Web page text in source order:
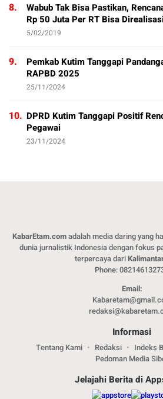
8.
Wabub Tak Bisa Pastikan,
Rp 50 Juta Per RT Bisa
5/02/2019
9.
Pemkab Kutim Tanggapi
RAPBD 2025
25/11/2024
10. DPRD Kutim Tanggapi Positif
Pegawai
23/11/2024
KabarEtam.comadalah media daring yang
dunia jurnalistik Indonesia dengan fokus
terpercaya dari
Phone:
Email:
Informasi
Tentang Kami Redaksi Indeks
Pedoman Media
Jelajahi Berita di